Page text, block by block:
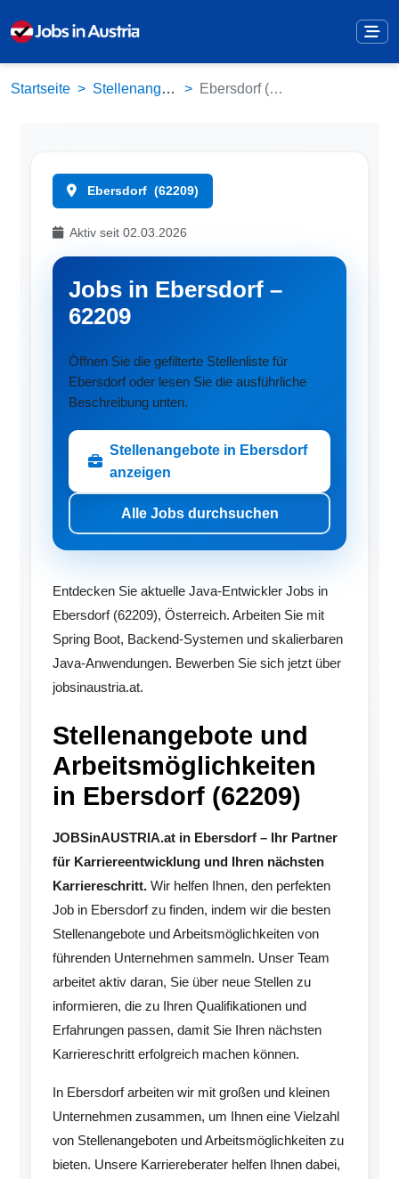
Startseite Stellenangebote Ebersdorf (62209)
Ebersdorf (62209)
Aktiv seit 02.03.2026
Jobs in Ebersdorf –
62209
Öffnen Sie die gefilterte Stellenliste für
Ebersdorf oder lesen Sie die ausführliche
Beschreibung unten.
Stellenangebote in Ebersdorf
anzeigen
Alle Jobs durchsuchen
Entdecken Sie aktuelle Java-Entwickler Jobs in
Ebersdorf (62209), Österreich. Arbeiten Sie mit
Spring Boot, Backend-Systemen und skalierbaren
Java-Anwendungen. Bewerben Sie sich jetzt über
jobsinaustria.at.
Stellenangebote und
Arbeitsmöglichkeiten
in Ebersdorf (62209)
JOBSinAUSTRIA.at in Ebersdorf – Ihr Partner
für Karriereentwicklung und Ihren nächsten
Karriereschritt. Wir helfen Ihnen, den perfekten
Job in Ebersdorf zu finden, indem wir die besten
Stellenangebote und Arbeitsmöglichkeiten von
führenden Unternehmen sammeln. Unser Team
arbeitet aktiv daran, Sie über neue Stellen zu
informieren, die zu Ihren Qualifikationen und
Erfahrungen passen, damit Sie Ihren nächsten
Karriereschritt erfolgreich machen können.
In Ebersdorf arbeiten wir mit großen und kleinen
Unternehmen zusammen, um Ihnen eine Vielzahl
von Stellenangeboten und Arbeitsmöglichkeiten zu
bieten. Unsere Karriereberater helfen Ihnen dabei,